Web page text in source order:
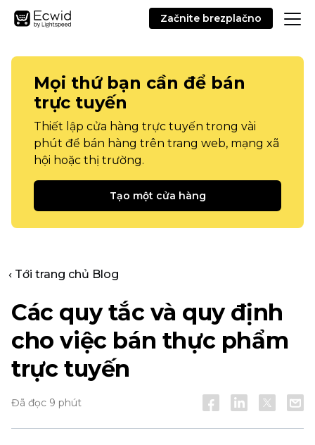
Začnite brezplačno
Mọi thứ bạn cần để bán
trực tuyến
Thiết lập cửa hàng trực tuyến trong vài
phút để bán hàng trên trang web, mạng xã
hội hoặc thị trường.
Tạo một cửa hàng
‹ Tới trang chủ Blog
Các quy tắc và quy định
cho việc bán thực phẩm
trực tuyến
Đã đọc 9 phút